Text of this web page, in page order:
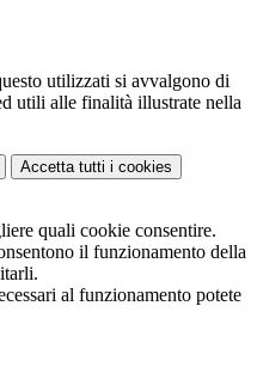
utilizzati si avvalgono di
utili alle finalità illustrate nella
Accetta tutti i cookies
quali cookie consentire.
il funzionamento della
al funzionamento potete